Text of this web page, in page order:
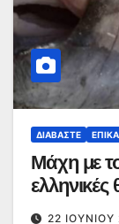
ΔΙΑΒΆΣΤΕ
Μάχη με
22 ΙΟΥΝΊΟΥ